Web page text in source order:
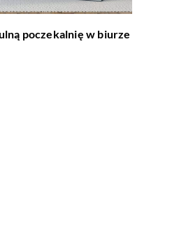
poczekalnię w biurze